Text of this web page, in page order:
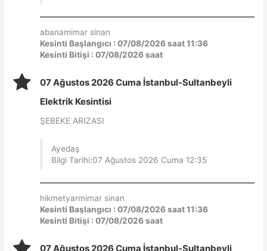
abanamimar sinan
Kesinti Başlangıcı : 07/08/2026 saat 11:36
Kesinti Bitişi : 07/08/2026 saat
07 Ağustos 2026 Cuma İstanbul-Sultanbeyli
Elektrik Kesintisi
ŞEBEKE ARIZASI
Ayedaş
Bilgi Tarihi:07 Ağustos 2026 Cuma 12:35
hikmetyarmimar sinan
Kesinti Başlangıcı : 07/08/2026 saat 11:36
Kesinti Bitişi : 07/08/2026 saat
07 Ağustos 2026 Cuma İstanbul-Sultanbeyli